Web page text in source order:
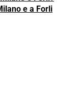
e a Forli